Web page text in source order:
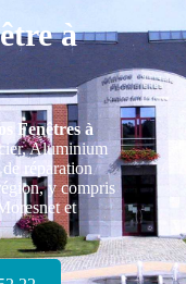
à
Fenêtres à
Aluminium
réparation
y compris
et